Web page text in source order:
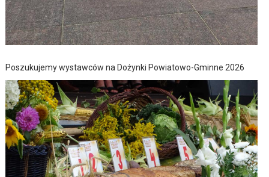
Poszukujemy wystawców na Dożynki Powiatowo-Gminne 2026